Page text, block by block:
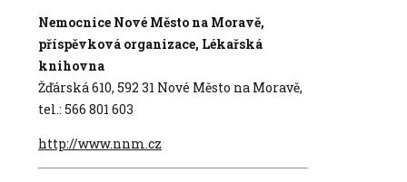
Nemocnice Nové Město na Moravě,
příspěvková organizace, Lékařská
knihovna
Žďárská 610, 592 31 Nové Město na Moravě,
tel.: 566 801 603
http://www.nnm.cz